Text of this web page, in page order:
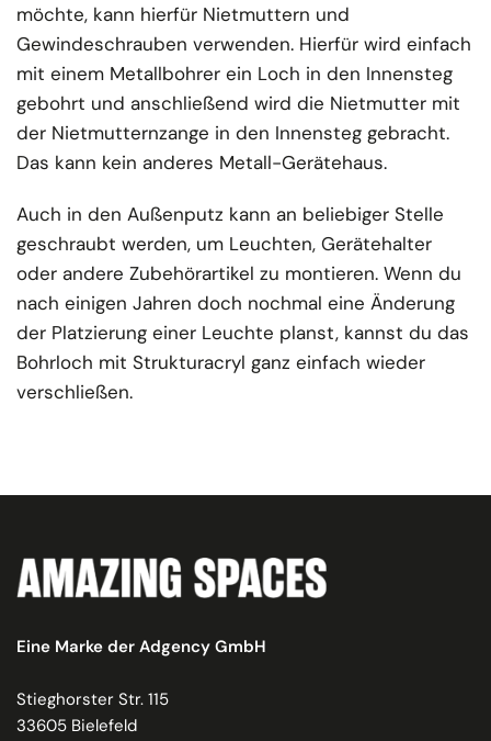
möchte, kann hierfür Nietmuttern und
Gewindeschrauben verwenden. Hierfür wird einfach
mit einem Metallbohrer ein Loch in den Innensteg
gebohrt und anschließend wird die Nietmutter mit
der Nietmutternzange in den Innensteg gebracht.
Das kann kein anderes Metall-Gerätehaus.
Auch in den Außenputz kann an beliebiger Stelle
geschraubt werden, um Leuchten, Gerätehalter
oder andere Zubehörartikel zu montieren. Wenn du
nach einigen Jahren doch nochmal eine Änderung
der Platzierung einer Leuchte planst, kannst du das
Bohrloch mit Strukturacryl ganz einfach wieder
verschließen.
Eine Marke der Adgency GmbH
Stieghorster Str. 115
33605 Bielefeld